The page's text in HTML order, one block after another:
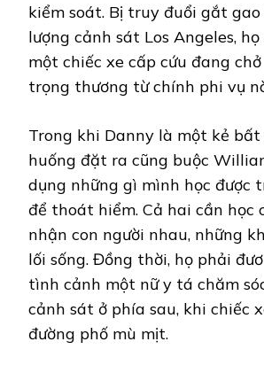
kiểm soát. Bị truy đuổi gắt
lượng cảnh sát Los Angeles,
một chiếc xe cấp cứu đang
trọng thương từ chính phi vụ
Trong khi Danny là một kẻ
huống đặt ra cũng buộc
dụng những gì mình học được
để thoát hiểm. Cả hai cần học
nhận con người nhau, những
lối sống. Đồng thời, họ phải
tình cảnh một nữ y tá chăm
cảnh sát ở phía sau, khi chiếc
đường phố mù mịt.